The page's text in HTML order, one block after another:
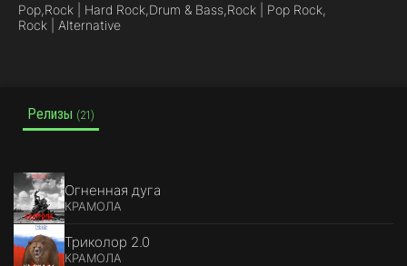
Pop,Rock | Hard Rock,Drum & Bass,Rock | Pop Rock,
Rock | Alternative
Релизы (21)
Огненная дуга
КРАМОЛА
Триколор 2.0
КРАМОЛА